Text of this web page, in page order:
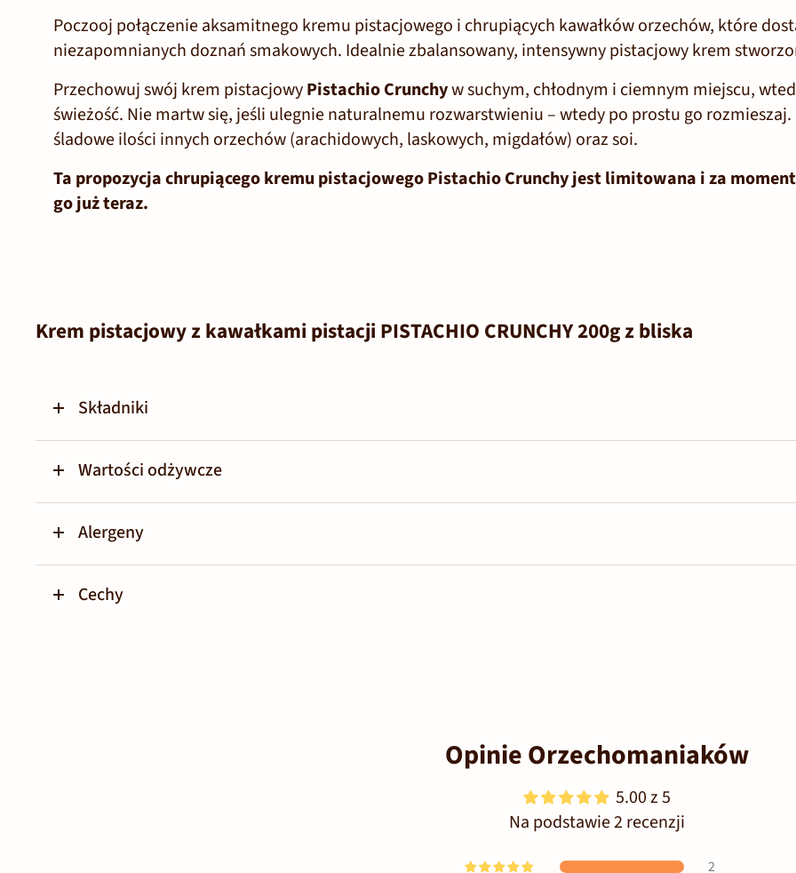
Poczooj połączenie aksamitnego kremu pistacjowego i chrupiących kawałków orzechów, które
niezapomnianych doznań smakowych. Idealnie zbalansowany, intensywny pistacjowy krem
Przechowuj swój krem pistacjowyPistachio Crunchyw suchym, chłodnym i ciemnym miejscu,
świeżość. Nie martw się, jeśli ulegnie naturalnemu rozwarstwieniu – wtedy po prostu go rozmieszaj.
śladowe ilości innych orzechów (arachidowych, laskowych, migdałów) oraz soi.
Ta propozycja chrupiącego kremu pistacjowego Pistachio Crunchy jest limitowana i za
go już teraz.
Krem pistacjowy z kawałkami pistacji PISTACHIO CRUNCHY 200g z bliska
Składniki
Wartości odżywcze
Alergeny
Cechy
Opinie Orzechomaniaków
5.00 z 5
Na podstawie 2 recenzji
2